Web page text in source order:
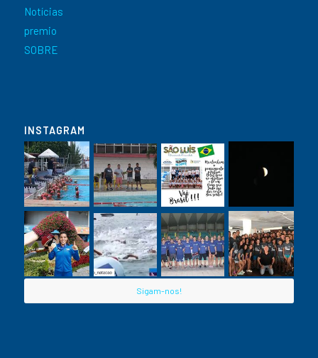
Notícias
premio
SOBRE
INSTAGRAM
Sigam-nos!